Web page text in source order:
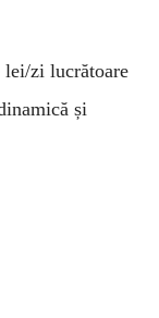
lei/zi lucrătoare
și